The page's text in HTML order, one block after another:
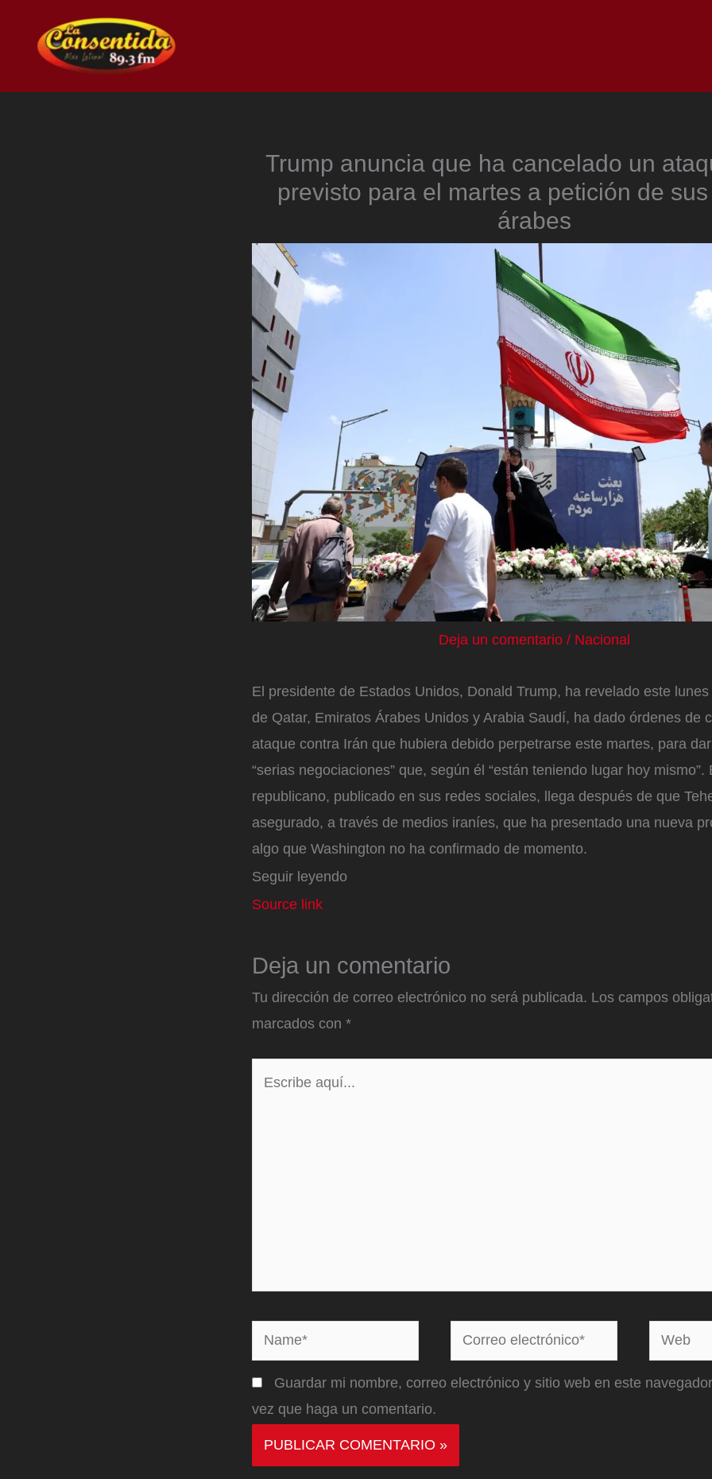
contenido
Trump anuncia que ha cancelado un
previsto para el martes a petición de
árabes
Deja un comentario / Nacional
El presidente de Estados Unidos, Donald Trump, ha revelado este
de Qatar, Emiratos Árabes Unidos y Arabia Saudí, ha dado órdenes de
ataque contra Irán que hubiera debido perpetrarse este martes, para
“serias negociaciones” que, según él “están teniendo lugar hoy mismo”.
republicano, publicado en sus redes sociales, llega después de que
asegurado, a través de medios iraníes, que ha presentado una nueva
algo que Washington no ha confirmado de momento.
Seguir leyendo
Source link
Deja un comentario
Tu dirección de correo electrónico no será publicada. Los campos
marcados con *
Name*
Correo
electrónico*
Web
Guardar mi nombre, correo electrónico y sitio web en este
vez que haga un comentario.